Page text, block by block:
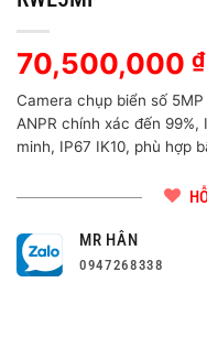
70,500,000 ₫
Camera chụp biển số
ANPR chính xác đến
minh, IP67 IK10, phù hợp
MR HÂN
0947268338